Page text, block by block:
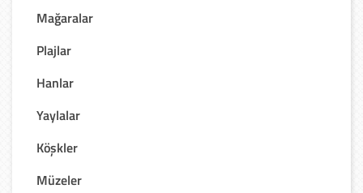
Mağaralar
Plajlar
Hanlar
Yaylalar
Köşkler
Müzeler